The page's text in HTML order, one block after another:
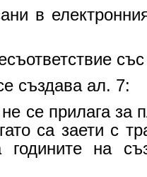
в
създава ал. 7:
се прилага
са заети с
годините на